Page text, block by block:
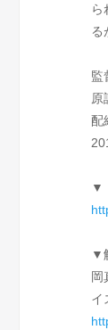
ら
る
監
原
配
▼
▼
岡
イ